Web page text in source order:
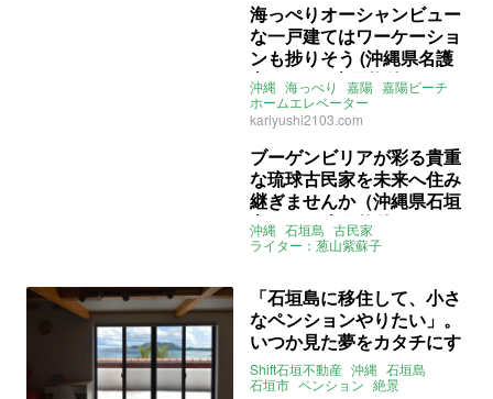
海っぺりオーシャンビュー
な一戸建てはワーケーショ
ンも捗りそう (沖縄県名護
市141㎡の売買物件)
沖縄 海っぺり 嘉陽 嘉陽ビーチ
ホームエレベーター
ワーケーション 売買
kariyushi2103.com
ブーゲンビリアが彩る貴重
な琉球古民家を未来へ住み
継ぎませんか（沖縄県石垣
市82㎡の売買物件）
沖縄 石垣島 古民家
ライター：葱山紫蘇子
「石垣島に移住して、小さ
なペンションやりたい」。
いつか見た夢をカタチにす
る時がいま。（沖縄県石垣
市140㎡の売買物件）
Shift石垣不動産 沖縄 石垣島
石垣市 ペンション 絶景